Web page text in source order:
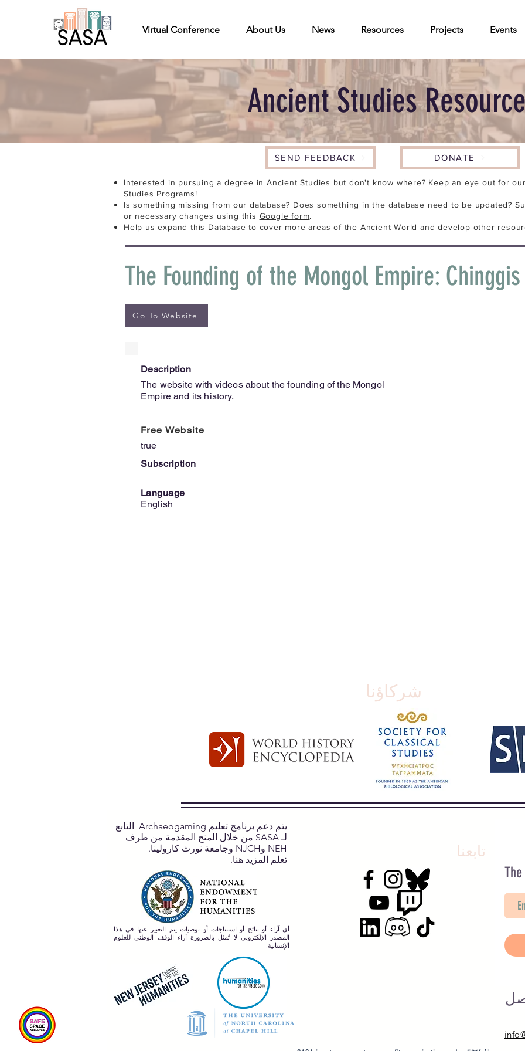
Virtual Conference About Us News Resources Projects Events
Ancient Studies
SEND FEEDBACK DONATE
Interested in pursuing a degree in Ancient Studies but don't know where? Keep an eye out for
Studies Programs!
Is something missing from our database? Does something in the database need to be updated?
or necessary changes using this Google form.
Help us expand this Database to cover more areas of the Ancient World and develop other
The Founding of the Mongol Empire:
Go To Website
Description
The website with videos about the founding of the Mongol
Empire and its history.
Free Website
true
Subscription
Language
English
شركاؤنا
يتم دعم برنامج تعليم Archaeogaming التابع
لـ SASA من خلال المنح المقدمة من طرف
NEH وNJCH وجامعة نورث كارولينا.
تعلم المزيد هنا.
أي آراء أو نتائج أو استنتاجات أو توصيات يتم التعبير عنها في هذا
المصدر الإلكتروني لا تُمثل بالضرورة آراء الوقف الوطني للعلوم
الإنسانية.
تابعنا